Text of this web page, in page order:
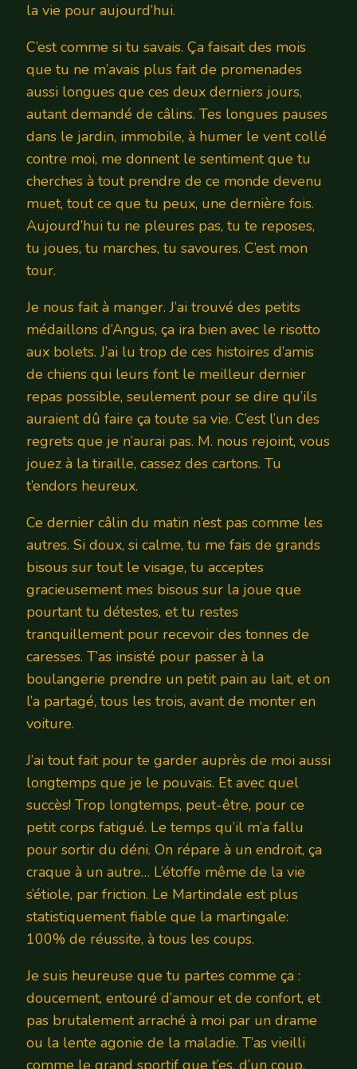
la vie pour aujourd’hui.
C’est comme si tu savais. Ça faisait des mois
que tu ne m’avais plus fait de promenades
aussi longues que ces deux derniers jours,
autant demandé de câlins. Tes longues pauses
dans le jardin, immobile, à humer le vent collé
contre moi, me donnent le sentiment que tu
cherches à tout prendre de ce monde devenu
muet, tout ce que tu peux, une dernière fois.
Aujourd’hui tu ne pleures pas, tu te reposes,
tu joues, tu marches, tu savoures. C’est mon
tour.
Je nous fait à manger. J’ai trouvé des petits
médaillons d’Angus, ça ira bien avec le risotto
aux bolets. J’ai lu trop de ces histoires d’amis
de chiens qui leurs font le meilleur dernier
repas possible, seulement pour se dire qu’ils
auraient dû faire ça toute sa vie. C’est l’un des
regrets que je n’aurai pas. M. nous rejoint, vous
jouez à la tiraille, cassez des cartons. Tu
t’endors heureux.
Ce dernier câlin du matin n’est pas comme les
autres. Si doux, si calme, tu me fais de grands
bisous sur tout le visage, tu acceptes
gracieusement mes bisous sur la joue que
pourtant tu détestes, et tu restes
tranquillement pour recevoir des tonnes de
caresses. T’as insisté pour passer à la
boulangerie prendre un petit pain au lait, et on
l’a partagé, tous les trois, avant de monter en
voiture.
J’ai tout fait pour te garder auprès de moi aussi
longtemps que je le pouvais. Et avec quel
succès! Trop longtemps, peut-être, pour ce
petit corps fatigué. Le temps qu’il m’a fallu
pour sortir du déni. On répare à un endroit, ça
craque à un autre… L’étoffe même de la vie
s’étiole, par friction. Le Martindale est plus
statistiquement fiable que la martingale:
100% de réussite, à tous les coups.
Je suis heureuse que tu partes comme ça :
doucement, entouré d’amour et de confort, et
pas brutalement arraché à moi par un drame
ou la lente agonie de la maladie. T’as vieilli
comme le grand sportif que t’es, d’un coup,